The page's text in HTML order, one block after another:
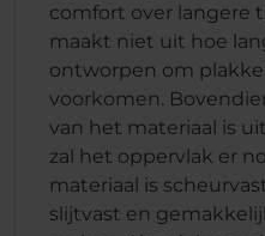
comfort over langere
maakt niet uit hoe
ontworpen om
voorkomen.
van het materiaal is
zal het oppervlak er
materiaal is
slijtvast en